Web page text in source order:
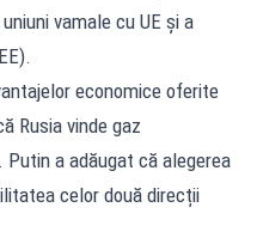
vamale cu UE și a
economice oferite
Rusia vinde gaz
a adăugat că alegerea
celor două direcții